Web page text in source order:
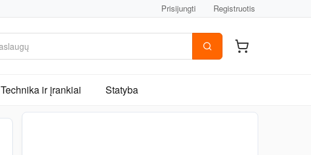
Prisijungti Registruotis
Technika ir įrankiai Statyba